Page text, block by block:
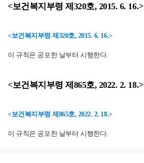
<보건복지부령 제320호, 2015. 6. 16.>
<보건복지부령 제320호, 2015. 6. 16.>
이 규칙은 공포한 날부터 시행한다.
<보건복지부령 제865호, 2022. 2. 18.>
<보건복지부령 제865호, 2022. 2. 18.>
이 규칙은 공포한 날부터 시행한다.